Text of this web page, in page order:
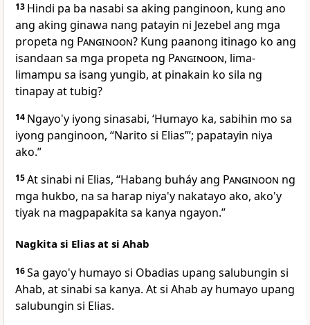
13 Hindi pa ba nasabi sa aking panginoon, kung ano
ang aking ginawa nang patayin ni Jezebel ang mga
propeta ng Panginoon? Kung paanong itinago ko ang
isandaan sa mga propeta ng Panginoon, lima-
limampu sa isang yungib, at pinakain ko sila ng
tinapay at tubig?
14 Ngayo'y iyong sinasabi, ‘Humayo ka, sabihin mo sa
iyong panginoon, “Narito si Elias”’; papatayin niya
ako.”
15At sinabi ni Elias, “Habang buháy ang Panginoon ng
mga hukbo, na sa harap niya'y nakatayo ako, ako'y
tiyak na magpapakita sa kanya ngayon.”
Nagkita si Elias at si Ahab
16Sa gayo'y humayo si Obadias upang salubungin si
Ahab, at sinabi sa kanya. At si Ahab ay humayo upang
salubungin si Elias.